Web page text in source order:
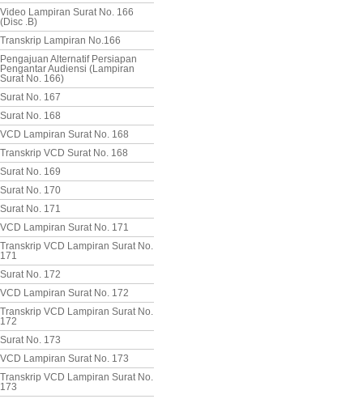
Video Lampiran Surat No. 166
(Disc .B)
Transkrip Lampiran No.166
Pengajuan Alternatif Persiapan
Pengantar Audiensi (Lampiran
Surat No. 166)
Surat No. 167
Surat No. 168
VCD Lampiran Surat No. 168
Transkrip VCD Surat No. 168
Surat No. 169
Surat No. 170
Surat No. 171
VCD Lampiran Surat No. 171
Transkrip VCD Lampiran Surat No.
171
Surat No. 172
VCD Lampiran Surat No. 172
Transkrip VCD Lampiran Surat No.
172
Surat No. 173
VCD Lampiran Surat No. 173
Transkrip VCD Lampiran Surat No.
173